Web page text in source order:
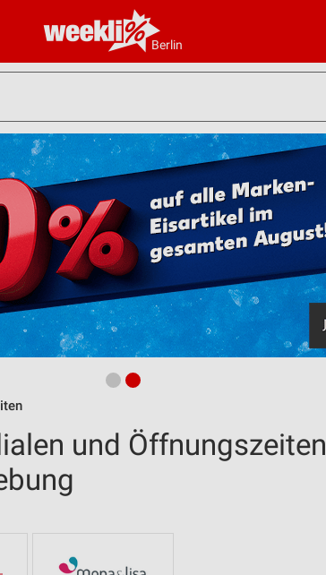
Berlin
und Öffnungszeiten